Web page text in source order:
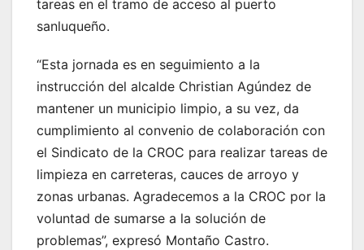
tareas en el tramo de acceso al puerto
sanluqueño.
“Esta jornada es en seguimiento a la
instrucción del alcalde Christian Agúndez de
mantener un municipio limpio, a su vez, da
cumplimiento al convenio de colaboración con
el Sindicato de la CROC para realizar tareas de
limpieza en carreteras, cauces de arroyo y
zonas urbanas. Agradecemos a la CROC por la
voluntad de sumarse a la solución de
problemas”, expresó Montaño Castro.